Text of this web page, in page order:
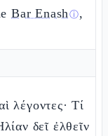
Bar Enashⓘ,
λέγοντες· Τί
δεῖ ἐλθεῖν